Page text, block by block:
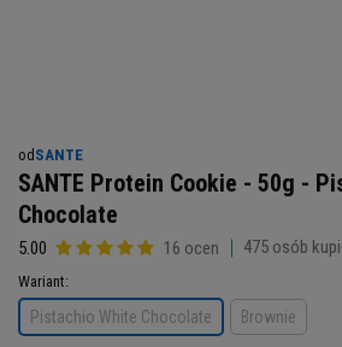
od SANTE
SANTE Protein Cookie - 50g -
Chocolate
5.00 16 ocen 475 osób
Wariant
Pistachio White Chocolate Brownie